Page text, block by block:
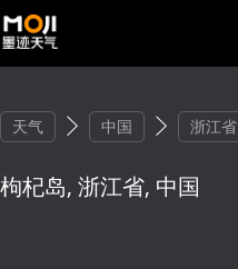
天气 中国 浙江省
枸杞岛, 浙江省, 中国